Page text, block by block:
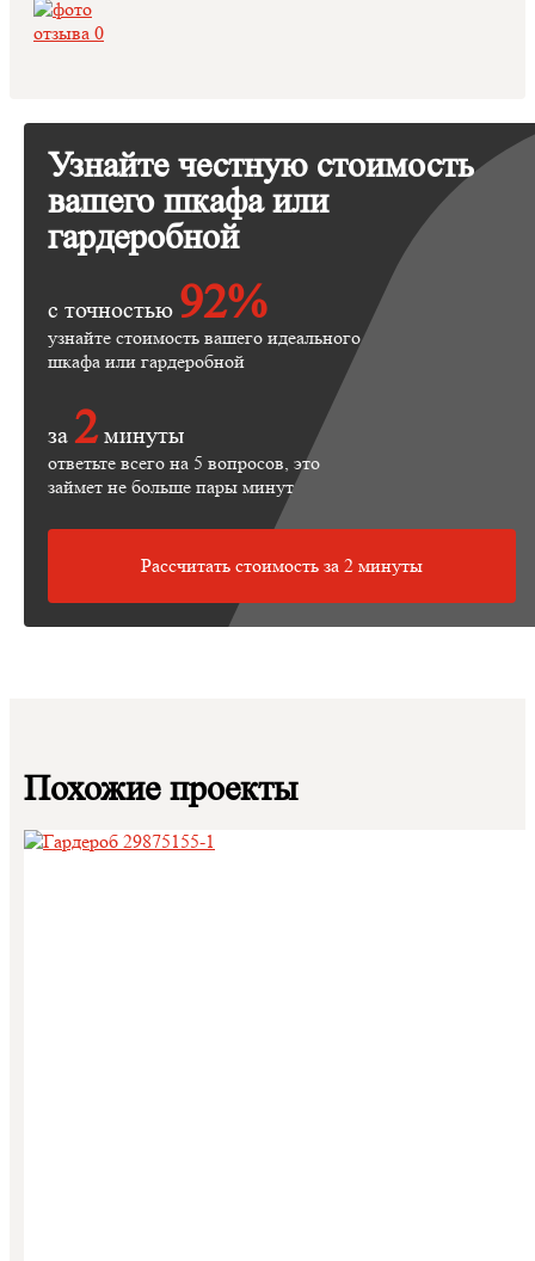
Узнайте честную стоимость
вашего шкафа или
гардеробной
с точностью 92%
узнайте стоимость вашего идеального
шкафа или гардеробной
за 2минуты
ответьте всего на 5 вопросов, это
займет не больше пары минут
Рассчитать стоимость за 2 минуты
Похожие проекты